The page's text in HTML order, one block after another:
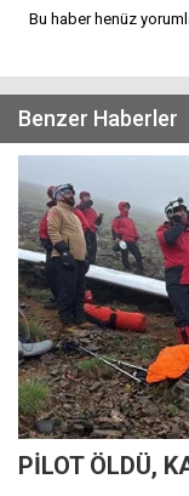
Bu haber henüz
Benzer Haberler
PİLOT ÖLDÜ,